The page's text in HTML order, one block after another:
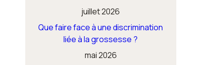
juillet 2026
Que faire face à une discrimination
liée à la grossesse ?
mai 2026